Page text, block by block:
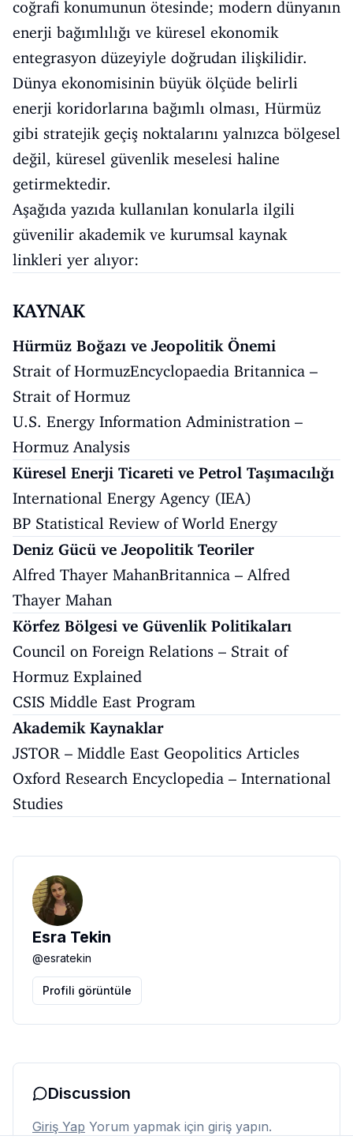
coğrafi konumunun ötesinde; modern dünyanın
enerji bağımlılığı ve küresel ekonomik
entegrasyon düzeyiyle doğrudan ilişkilidir.
Dünya ekonomisinin büyük ölçüde belirli
enerji koridorlarına bağımlı olması, Hürmüz
gibi stratejik geçiş noktalarını yalnızca bölgesel
değil, küresel güvenlik meselesi haline
getirmektedir.
Aşağıda yazıda kullanılan konularla ilgili
güvenilir akademik ve kurumsal kaynak
linkleri yer alıyor:
KAYNAK
Hürmüz Boğazı ve Jeopolitik Önemi
Strait of HormuzEncyclopaedia Britannica –
Strait of Hormuz
U.S. Energy Information Administration –
Hormuz Analysis
Küresel Enerji Ticareti ve Petrol Taşımacılığı
International Energy Agency (IEA)
BP Statistical Review of World Energy
Deniz Gücü ve Jeopolitik Teoriler
Alfred Thayer MahanBritannica – Alfred
Thayer Mahan
Körfez Bölgesi ve Güvenlik Politikaları
Council on Foreign Relations – Strait of
Hormuz Explained
CSIS Middle East Program
Akademik Kaynaklar
JSTOR – Middle East Geopolitics Articles
Oxford Research Encyclopedia – International
Studies
Esra Tekin
@esratekin
Profili görüntüle
Discussion
Giriş Yap Yorum yapmak için giriş yapın.